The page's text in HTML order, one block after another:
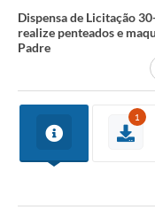
Dispensa de Licitação
realize penteados e
Padre
1